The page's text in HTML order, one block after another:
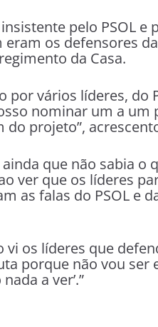
pelo PSOL e
eram os defensores
da Casa.
por vários líderes, do
nominar um a
do projeto”,
que não sabia o
ver que os líderes
as falas do PSOL e
vi os líderes que
porque não vou ser
a ver’.”